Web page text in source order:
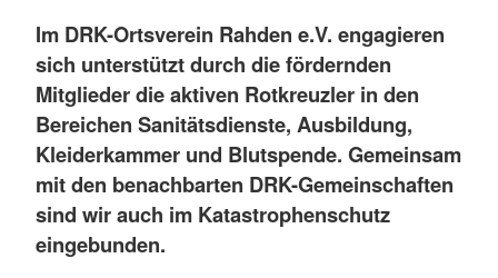
Im DRK-Ortsverein Rahden e.V. engagieren
sich unterstützt durch die fördernden
Mitglieder die aktiven Rotkreuzler in den
Bereichen Sanitätsdienste, Ausbildung,
Kleiderkammer und Blutspende. Gemeinsam
mit den benachbarten DRK-Gemeinschaften
sind wir auch im Katastrophenschutz
eingebunden.